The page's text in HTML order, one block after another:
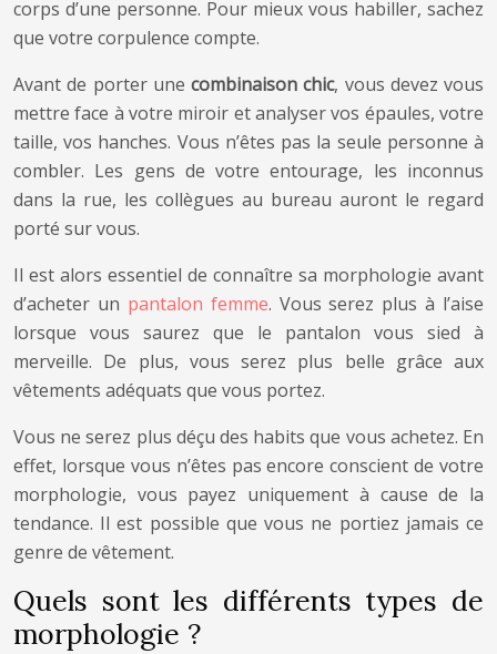
corps d’une personne. Pour mieux vous habiller, sachez
que votre corpulence compte.
Avant de porter une combinaison chic, vous devez vous
mettre face à votre miroir et analyser vos épaules, votre
taille, vos hanches. Vous n’êtes pas la seule personne à
combler. Les gens de votre entourage, les inconnus
dans la rue, les collègues au bureau auront le regard
porté sur vous.
Il est alors essentiel de connaître sa morphologie avant
d’acheter un pantalon femme. Vous serez plus à l’aise
lorsque vous saurez que le pantalon vous sied à
merveille. De plus, vous serez plus belle grâce aux
vêtements adéquats que vous portez.
Vous ne serez plus déçu des habits que vous achetez. En
effet, lorsque vous n’êtes pas encore conscient de votre
morphologie, vous payez uniquement à cause de la
tendance. Il est possible que vous ne portiez jamais ce
genre de vêtement.
Quels sont les différents types de
morphologie ?